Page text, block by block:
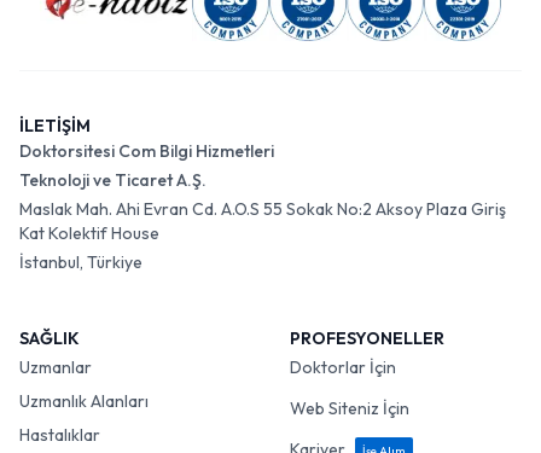
İLETİŞİM
Doktorsitesi Com Bilgi Hizmetleri
Teknoloji ve Ticaret A.Ş.
Maslak Mah. Ahi Evran Cd. A.O.S 55 Sokak No:2 Aksoy Plaza Giriş
Kat Kolektif House
İstanbul, Türkiye
SAĞLIK
Uzmanlar
Uzmanlık Alanları
Hastalıklar
PROFESYONELLER
Doktorlar İçin
Web Siteniz İçin